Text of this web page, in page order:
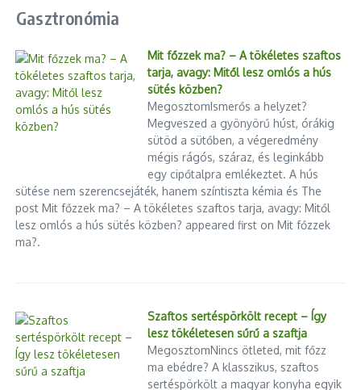
Önkormányzat Gödöllői Idősek
2024.11.06.
Egyedi bútor és art bútor – amikor
a design bútor otthonod ékszer ...
2025.07.06.
2023.06.03.
A hamburger története
Gasztronómia
Mit főzzek ma? – A tökéletes szaftos
tarja, avagy: Mitől lesz omlós a hús
sütés közben?
MegosztomIsmerős a helyzet?
Megveszed a gyönyörű húst, órákig
sütöd a sütőben, a végeredmény
mégis rágós, száraz, és leginkább
egy cipőtalpra emlékeztet. A hús
sütése nem szerencsejáték, hanem színtiszta kémia és The
post Mit főzzek ma? – A tökéletes szaftos tarja, avagy: Mitől
lesz omlós a hús sütés közben? appeared first on Mit főzzek
ma?.
Szaftos sertéspörkölt recept – Így
lesz tökéletesen sűrű a szaftja
MegosztomNincs ötleted, mit főzz
ma ebédre? A klasszikus, szaftos
sertéspörkölt a magyar konyha egyik